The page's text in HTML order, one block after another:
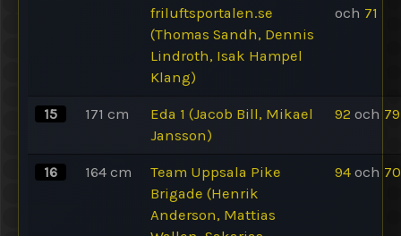
friluftsportalen.se
(Thomas Sandh, Dennis
Lindroth, Isak Hampel
Klang)
och 71
15 171 cm
Eda 1 (Jacob Bill, Mikael
Jansson)
92 och 79
16 164 cm
Team Uppsala Pike
Brigade (Henrik
Anderson, Mattias
94 och 70